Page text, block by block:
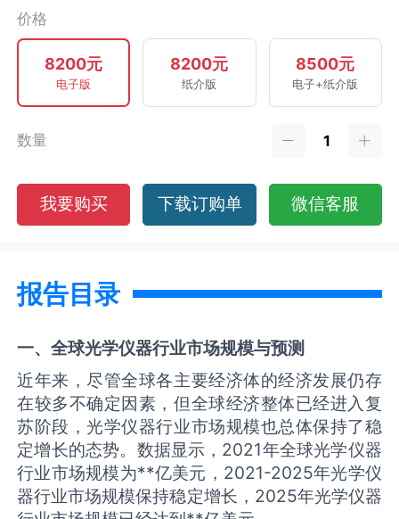
价格
8200元
电子版
8200元
纸介版
8500元
电子+纸介版
数量
我要购买 下载订购单 微信客服
报告目录
一、全球光学仪器行业市场规模与预测
近年来，尽管全球各主要经济体的经济发展仍存
在较多不确定因素，但全球经济整体已经进入复
苏阶段，光学仪器行业市场规模也总体保持了稳
定增长的态势。数据显示，2021年全球光学仪器
行业市场规模为**亿美元，2021-2025年光学仪
器行业市场规模保持稳定增长，2025年光学仪器